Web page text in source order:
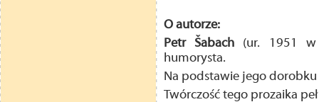
O autorze:
Petr Šabach (ur. 1951 w
humorysta.
Na podstawie jego
Twórczość tego prozaika